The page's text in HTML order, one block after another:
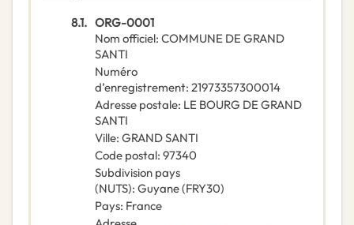
8.1. ORG-0001
Nom officiel: COMMUNE DE GRAND
SANTI
Numéro
d’enregistrement: 21973357300014
Adresse postale: LE BOURG DE GRAND
SANTI
Ville: GRAND SANTI
Code postal: 97340
Subdivision pays
(NUTS): Guyane(FRY30)
Pays: France